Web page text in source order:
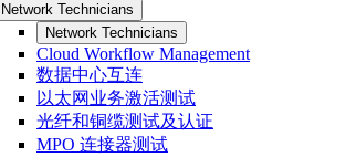
Network Technicians
Network Technicians
Cloud Workflow Management
数据中心互连
以太网业务激活测试
光纤和铜缆测试及认证
MPO 连接器测试